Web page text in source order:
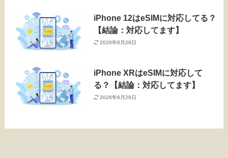
iPhone 12はeSIMに対応してる？
【結論：対応してます】
2026年6月28日
iPhone XRはeSIMに対応して
る？【結論：対応してます】
2026年6月28日